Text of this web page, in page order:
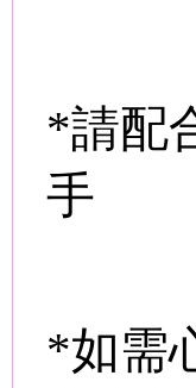
*請配
手
*如需